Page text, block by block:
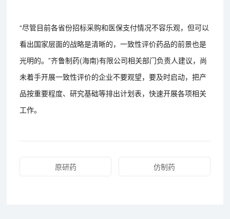
“尽管目前各省份招标采购和医保支付情况不容乐观，但可以
看出国家层面的战略是清晰的，一致性评价药品的前景也是
光明的。”齐鲁制药(海南)有限公司相关部门负责人建议，尚
未着手开展一致性评价的企业不要观望，要及时启动，把产
品按重要程度、研究基础等排出计划表，快速开展各项相关
工作。
原研药 仿制药